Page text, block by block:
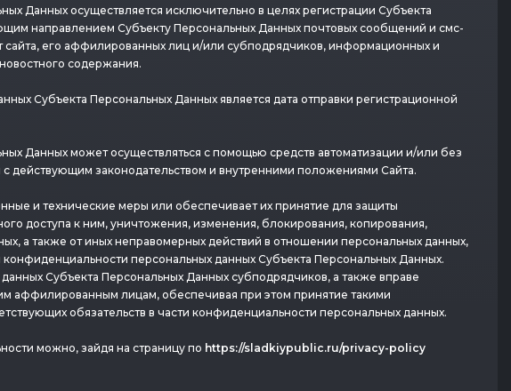
Данных осуществляется исключительно в целях регистрации Субъекта
направлением Субъекту Персональных Данных почтовых сообщений и смс-
его аффилированных лиц и/или субподрядчиков, информационных и
содержания.
Субъекта Персональных Данных является дата отправки регистрационной
Данных может осуществляться с помощью средств автоматизации и/или без
с действующим законодательством и внутренними положениями Сайта.
и технические меры или обеспечивает их принятие для защиты
доступа к ним, уничтожения, изменения, блокирования, копирования,
а также от иных неправомерных действий в отношении персональных данных,
персональных данных Субъекта Персональных Данных.
Субъекта Персональных Данных субподрядчиков, а также вправе
аффилированным лицам, обеспечивая при этом принятие такими
обязательств в части конфиденциальности персональных данных.
можно, зайдя на страницу по https://sladkiypublic.ru/privacy-policy